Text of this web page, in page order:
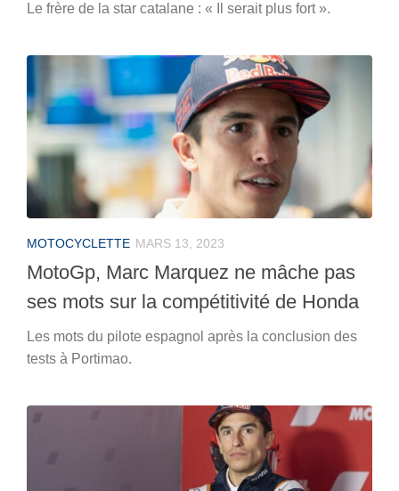
Le frère de la star catalane : « Il serait plus fort ».
MOTOCYCLETTE MARS 13, 2023
MotoGp, Marc Marquez ne mâche pas
ses mots sur la compétitivité de Honda
Les mots du pilote espagnol après la conclusion des
tests à Portimao.